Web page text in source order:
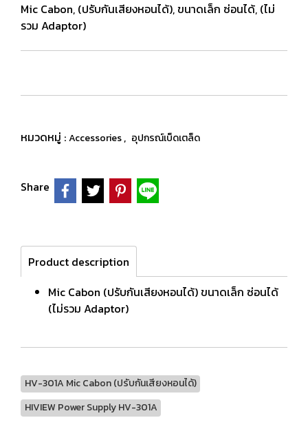
Mic Cabon, (ปรับกันเสียงหอนได้), ขนาดเล็ก ซ่อนได้, (ไม่
รวม Adaptor)
หมวดหมู่ :Accessories, อุปกรณ์เบ็ดเตล็ด
Share
Product description
Mic Cabon (ปรับกันเสียงหอนได้) ขนาดเล็ก ซ่อนได้
(ไม่รวม Adaptor)
HV-301A Mic Cabon (ปรับกันเสียงหอนได้)
HIVIEW Power Supply HV-301A